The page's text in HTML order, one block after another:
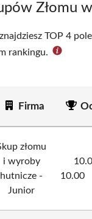
Złomu
TOP 4
rankingu.
Firma
złomu
i wyroby
hutnicze -
Junior
10.00